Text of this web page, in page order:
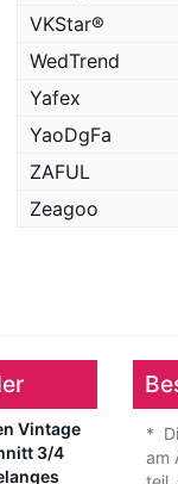
VKStar®
WedTrend
Yafex
YaoDgFa
ZAFUL
Zeagoo
Vintage
3/4
*
am